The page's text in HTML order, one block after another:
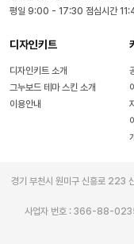
평일 9:00 - 17:30 점심시간
디자인키트
디자인키트 소개
그누보드 테마 스킨 소개
이용안내
경기 부천시 원미구 신흥로 223
사업자 번호 : 366-88-